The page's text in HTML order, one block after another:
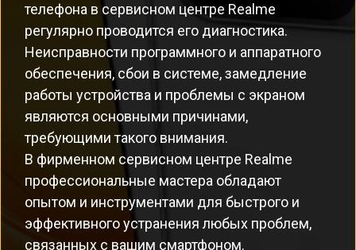
телефона в сервисном центре Realme
регулярно проводится его диагностика.
Неисправности программного и аппаратного
обеспечения, сбои в системе, замедление
работы устройства и проблемы с экраном
являются основными причинами,
требующими такого внимания.
В фирменном сервисном центре Realme
профессиональные мастера обладают
опытом и инструментами для быстрого и
эффективного устранения любых проблем,
связанных с вашим смартфоном.